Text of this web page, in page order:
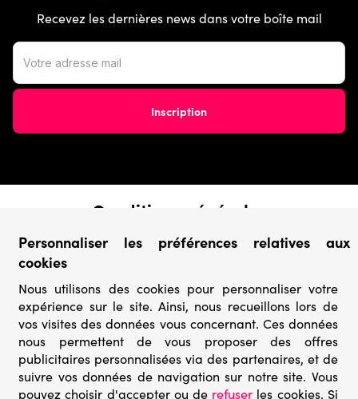
Recevez les dernières news dans votre boîte mail
Conditions générales
› Conditions de vente
› Conditions d’utilisation
› Confidentialité & Protection des Données
› Informations légales
Catégories
› Marques
› Derniers arrivages
› Puzzles mystères
Personnaliser les préférences relatives aux
cookies
Nous utilisons des cookies pour personnaliser votre
expérience sur le site. Ainsi, nous recueillons lors de
vos visites des données vous concernant. Ces données
nous permettent de vous proposer des offres
publicitaires personnalisées via des partenaires, et de
suivre vos données de navigation sur notre site. Vous
pouvez choisir d'accepter ou de refuser les cookies. Si